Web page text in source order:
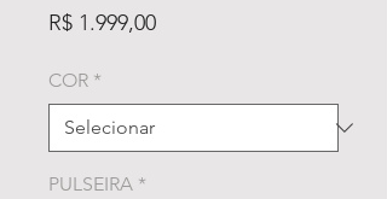
R$ 1.999,00Preço
COR *
PULSEIRA *